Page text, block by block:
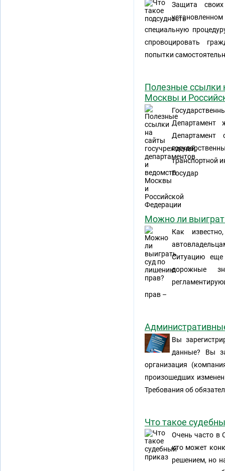
Защита
специальную
спровоцировать
попытки
Полезные ссылки
Москвы и
Департамент
транспортной
Государ
Можно ли
Как
Ситуацию
дорожные
прав –
Вы
данные? Вы
организация
произошедших
Требования об
Что такое
Очень часто в
кто может
решением, но